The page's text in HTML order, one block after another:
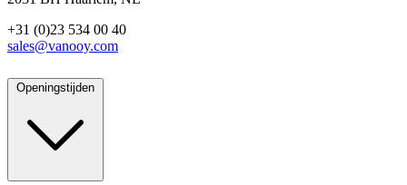
+31 (0)23 534 00 40
sales@vanooy.com
Openingstijden